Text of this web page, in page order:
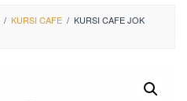
/ KURSI CAFE / KURSI CAFE JOK